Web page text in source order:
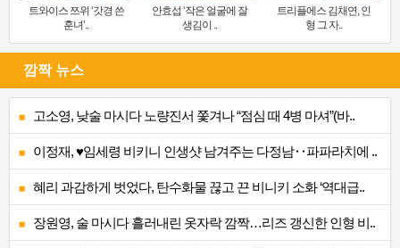
트와이스 쯔위 ‘갓경 쓴
훈녀’..
안효섭 ‘작은 얼굴에 잘
생김이 ..
트리플에스 김채연, 인
형 그 자..
깜짝 뉴스
고소영, 낮술 마시다 노량진서 쫓겨나 “점심 때 4병 마셔”(바..
이정재, ♥임세령 비키니 인생샷 남겨주는 다정남‥파파라치에 ..
혜리 과감하게 벗었다, 탄수화물 끊고 끈 비니키 소화 ‘역대급..
장원영, 술 마시다 흘러내린 옷자락 깜짝…리즈 갱신한 인형 비..